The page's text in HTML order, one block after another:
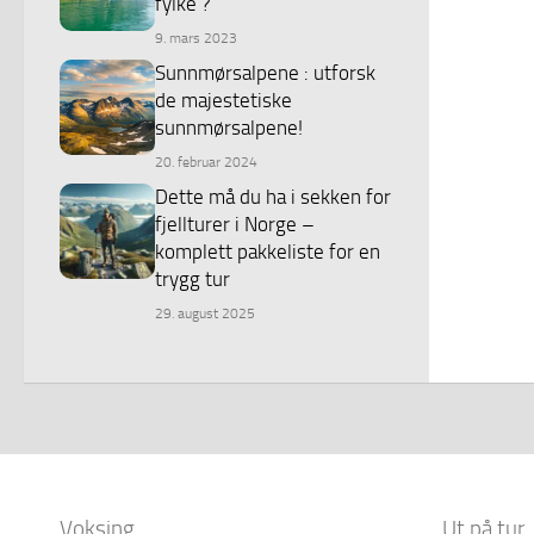
9. mars 2023
Sunnmørsalpene : utforsk
de majestetiske
sunnmørsalpene!
20. februar 2024
Dette må du ha i sekken for
fjellturer i Norge –
komplett pakkeliste for en
trygg tur
29. august 2025